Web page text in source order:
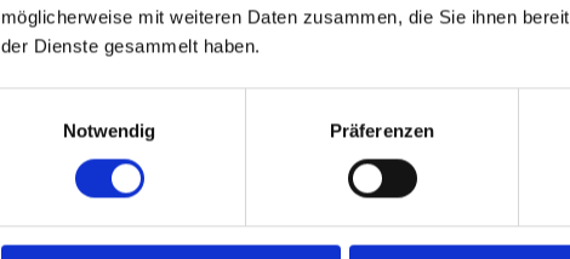
möglicherweise mit weiteren Daten zusammen, die Sie ihnen
der Dienste gesammelt haben.
Notwendig
Präferenzen